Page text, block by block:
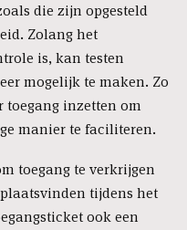
die zijn opgesteld
Zolang het
is, kan testen
mogelijk te maken. Zo
toegang inzetten om
manier te faciliteren.
toegang te verkrijgen
tijdens het
ook een